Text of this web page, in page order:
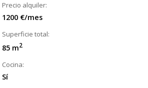
Precio alquiler:
1200 €/mes
Superficie total:
85 m2
Cocina:
Sí